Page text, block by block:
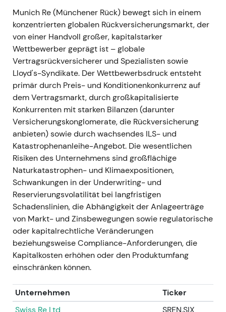
auf eine Qualitäts- und Umsetzungsstory
aufgewertet — die Ziele der Ambition 2025
galten nun als erreichbar; Kapitalgenerierung
und Transparenz unter den neuen
Rechnungslegungsstandards stützten eine
Neubewertung in Richtung kapitaleffizienter
Compounder.[23],[25]
Charttechnik: Ausbruch und Rally infolge
aufeinanderfolgender
Ergebnisüberraschungen und
Prognoseanhebungen in der zweiten
Jahreshälfte 2023. (aus Ergebnissen und
Prognoseänderungen abgeleitet)
---
2024 — starker Jahresauftakt,
beschleunigte Kapitalrückführung
Ereignis:Sehr starkes Q1 2024
(Konzernnettoergebnis ~2,1 Mrd. €);
Management formulierte das Ziel eines
Konzernnettoergebnisses von rund 5 Mrd. €
für 2024; laufende Aktienrückkäufe (aus den
schlug der Vorstand eine deutlich erhöhte
Dividende für 2024 vor (Beschluss und
Munich Re (Münchener Rück) bewegt sich in einem
konzentrierten globalen Rückversicherungsmarkt, der
von einer Handvoll großer, kapitalstarker
Wettbewerber geprägt ist – globale
Vertragsrückversicherer und Spezialisten sowie
Lloyd's-Syndikate. Der Wettbewerbsdruck entsteht
primär durch Preis- und Konditionenkonkurrenz auf
dem Vertragsmarkt, durch großkapitalisierte
Konkurrenten mit starken Bilanzen (darunter
Versicherungskonglomerate, die Rückversicherung
anbieten) sowie durch wachsendes ILS- und
Katastrophenanleihe-Angebot. Die wesentlichen
Risiken des Unternehmens sind großflächige
Naturkatastrophen- und Klimaexpositionen,
Schwankungen in der Underwriting- und
Reservierungsvolatilität bei langfristigen
Schadenslinien, die Abhängigkeit der Anlageerträge
von Markt- und Zinsbewegungen sowie regulatorische
oder kapitalrechtliche Veränderungen
beziehungsweise Compliance-Anforderungen, die
Kapitalkosten erhöhen oder den Produktumfang
einschränken können.
Unternehmen
Ticker
Swiss Re Ltd
SREN.SIX